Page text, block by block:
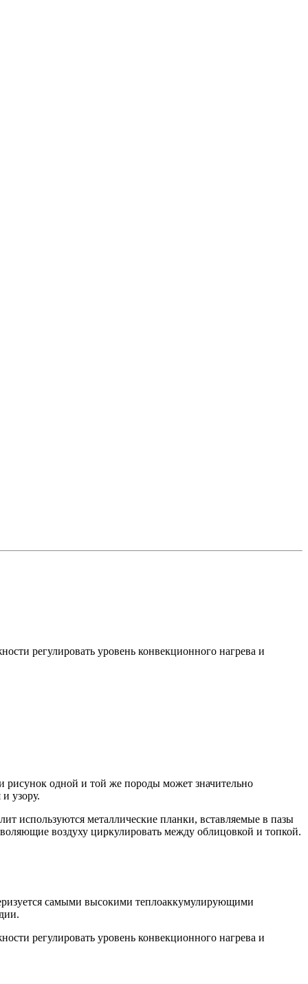
регулировать уровень конвекционного нагрева и
одной и той же породы может значительно
узору.
используются металлические планки, вставляемые в пазы
воздуху циркулировать между облицовкой и топкой.
самыми высокими теплоаккумулирующими
регулировать уровень конвекционного нагрева и